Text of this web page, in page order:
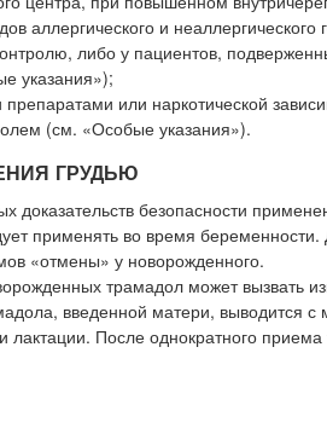
аллергического и неаллергического
либо у пациентов,
указания»);
или наркотической
(см. «Особые указания»).
ГРУДЬЮ
безопасности
применять во время
«отмены» у новорожденного.
трамадол может вызвать
введенной матери, выводится
После однократного